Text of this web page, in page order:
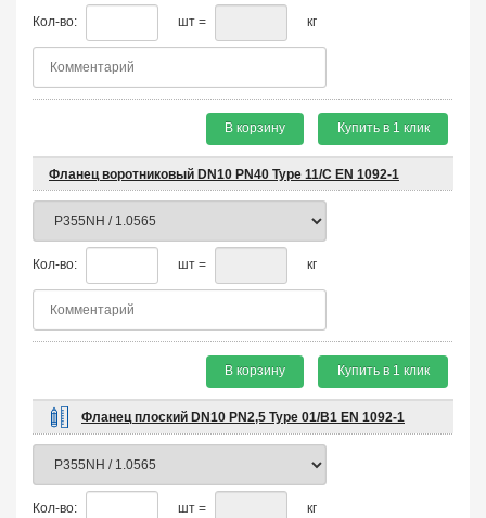
Кол-во: шт = кг
В корзину Купить в 1 клик
Фланец воротниковый DN10 PN40 Type 11/C EN 1092-1
Кол-во: шт = кг
В корзину Купить в 1 клик
Фланец плоский DN10 PN2,5 Type 01/B1 EN 1092-1
Кол-во: шт = кг